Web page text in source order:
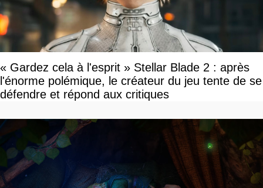
« Gardez cela à l'esprit » Stellar Blade 2 : après
l'énorme polémique, le créateur du jeu tente de se
défendre et répond aux critiques